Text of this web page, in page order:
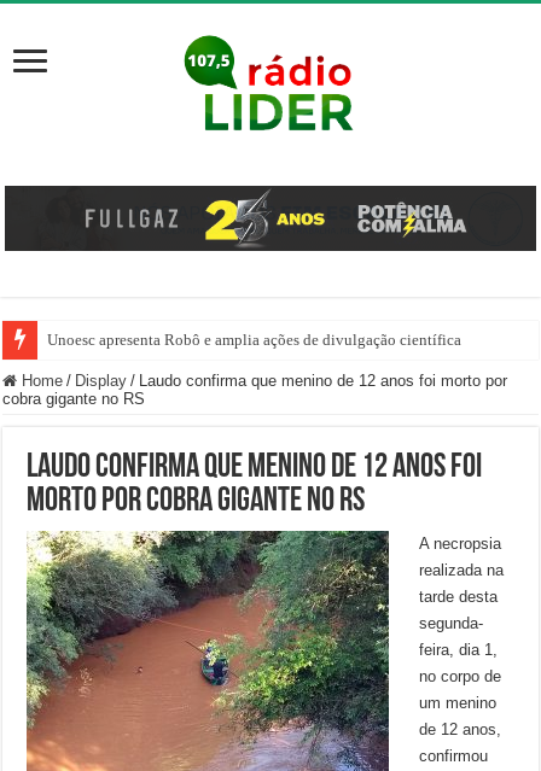
Unoesc apresenta Robô e amplia ações de divulgação científica
Família venezuelana percorre mais de 100 km, paga aluguel adiantado e
Home / Display / Laudo confirma que menino de 12 anos foi morto por
cobra gigante no RS
Laudo confirma que menino de 12 anos foi
morto por cobra gigante no RS
A necropsia
realizada na
tarde desta
segunda-
feira, dia 1,
no corpo de
um menino
de 12 anos,
confirmou